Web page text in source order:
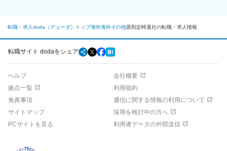
転職・求人doda（デューダ）トップ海外海外その他原則定時退社の転職・求人情報
転職サイト dodaをシェア
ヘルプ
会社概要
拠点一覧
利用規約
免責事項
通信に関する情報の利用について
サイトマップ
採用を検討中の方へ
PCサイトを見る
利用者データの外部送信